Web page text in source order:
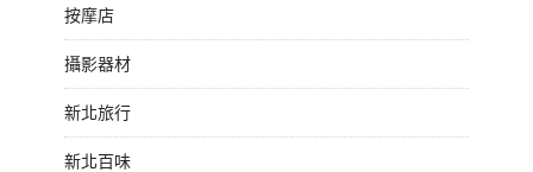
按摩店
攝影器材
新北旅行
新北百味